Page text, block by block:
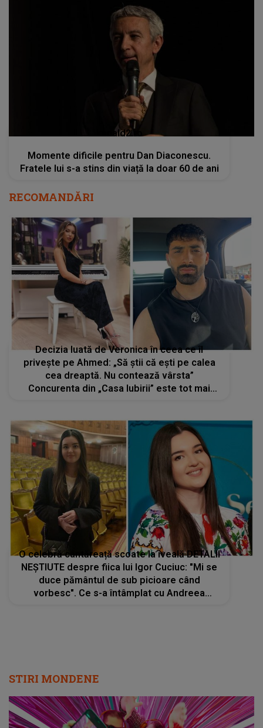
kanald2.ro
Momente dificile pentru Dan Diaconescu.
Fratele lui s-a stins din viață la doar 60 de ani
RECOMANDĂRI
Decizia luată de Veronica în ceea ce îl
privește pe Ahmed: „Să știi că ești pe calea
cea dreaptă. Nu contează vârsta”
Concurenta din „Casa Iubirii” este tot mai
O celebră cântăreață scoate la iveală DETALII
NEȘTIUTE despre fiica lui Igor Cuciuc: "Mi se
duce pământul de sub picioare când
vorbesc". Ce s-a întâmplat cu Andreea
STIRI MONDENE